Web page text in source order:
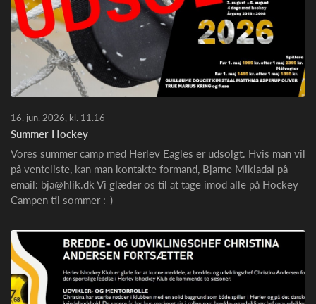
16. jun. 2026, kl. 11.16
Summer Hockey
Vores summer camp med Herlev Eagles er udsolgt. Hvis man vil
på venteliste, kan man kontakte formand, Bjarne Mikladal på
email: bja@hlik.dk Vi glæder os til at tage imod alle på Hockey
Campen til sommer :-)